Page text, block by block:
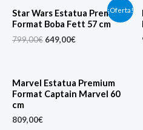
¡Oferta!
Star Wars Estatua Premium
Format Boba Fett 57 cm
799,00€
price
was:
799,00€.
649,00€
price
is:
649,00€.
Marvel Estatua Premium
Format Captain Marvel 60
cm
809,00€